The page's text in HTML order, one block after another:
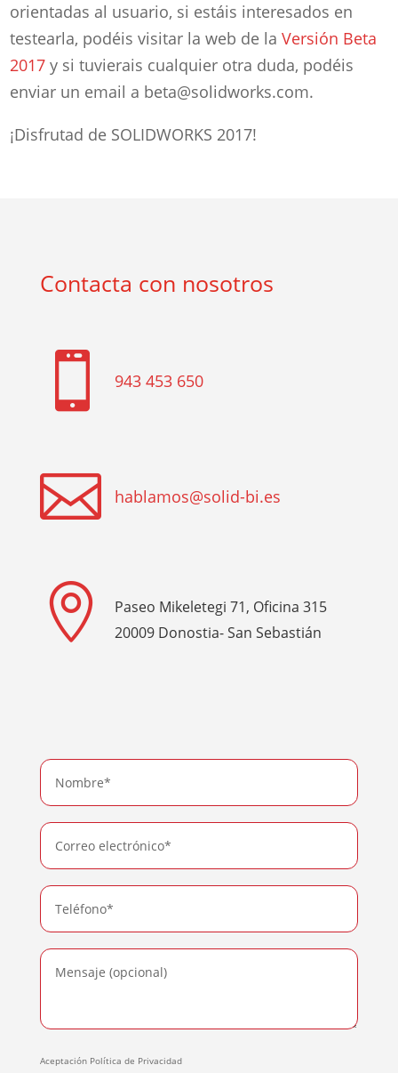
orientadas al usuario, si estáis interesados en
testearla, podéis visitar la web de laVersión Beta
2017 y si tuvierais cualquier otra duda, podéis
enviar un email a beta@solidworks.com.
¡Disfrutad de SOLIDWORKS 2017!
Contacta con nosotros
 943 453 650
 hablamos@solid-bi.es

Paseo Mikeletegi 71, Oficina 315
20009 Donostia- San Sebastián
Aceptación Política de Privacidad